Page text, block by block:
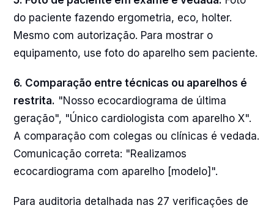
do paciente fazendo ergometria, eco, holter.
Mesmo com autorização. Para mostrar o
equipamento, use foto do aparelho sem paciente.
6. Comparação entre técnicas ou aparelhos é
restrita. "Nosso ecocardiograma de última
geração", "Único cardiologista com aparelho X".
A comparação com colegas ou clínicas é vedada.
Comunicação correta: "Realizamos
ecocardiograma com aparelho [modelo]".
Para auditoria detalhada nas 27 verificações de